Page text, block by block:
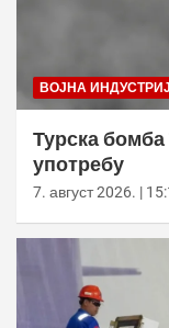
ВОЈНА
Турска
употребу
7. август 2026. |